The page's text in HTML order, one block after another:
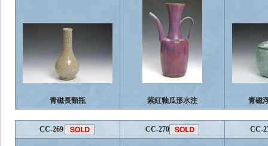
青磁長頸瓶 紫紅釉瓜形水注 青磁
CC-269 CC-270 CC-